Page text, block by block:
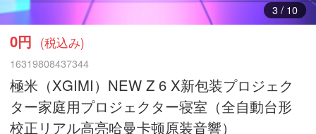
3/ 10
0円 (税込み)
16319808437344
極米（XGIMI）NEW Z 6 X新包装プロジェク
ター家庭用プロジェクター寝室（全自動台形
校正リアル高亮哈曼卡顿原装音響）